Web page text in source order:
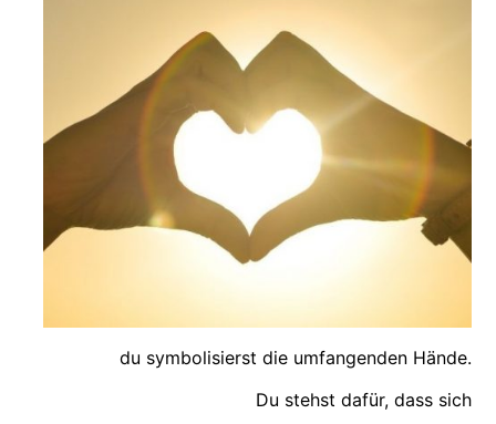
du symbolisierst die umfangenden Hände.
Du stehst dafür, dass sich